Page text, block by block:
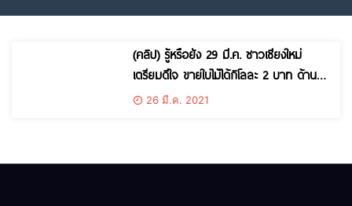
(คลิป) รู้หรือยัง 29 มี.ค. ชาวเชียงใหม่
เตรียมดีใจ ขายใบไม้ได้กิโลละ 2 บาท ด้าน
หลังศาลากลาง
26 มี.ค. 2021